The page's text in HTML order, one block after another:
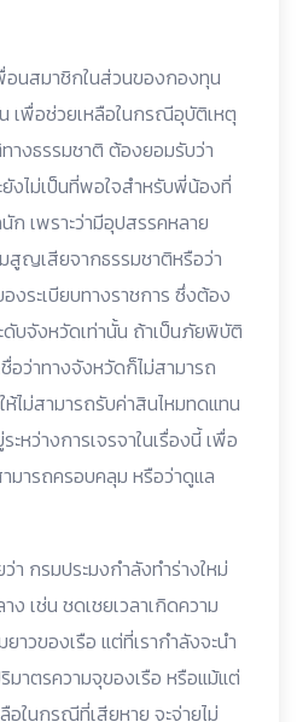
อนสมาชิกในส่วนของกองทุน
เพื่อช่วยเหลือในกรณีอุบัติเหตุ
งธรรมชาติ ต้องยอมรับว่า
ยังไม่เป็นที่พอใจสำหรับพี่น้องที่
ก เพราะว่ามีอุปสรรคหลาย
สูญเสียจากธรรมชาติหรือว่า
งระเบียบทางราชการ ซึ่งต้อง
บจังหวัดเท่านั้น ถ้าเป็นภัยพิบัติ
อว่าทางจังหวัดก็ไม่สามารถ
ไม่สามารถรับค่าสินไหมทดแทน
หว่างการเจรจาในเรื่องนี้ เพื่อ
ามารถครอบคลุม หรือว่าดูแล
กรมประมงกำลังทำร่างใหม่
เช่น ชดเชยเวลาเกิดความ
าวของเรือ แต่ที่เรากำลังจะนำ
มาตรความจุของเรือ หรือแม้แต่
อในกรณีที่เสียหาย จะจ่ายไม่